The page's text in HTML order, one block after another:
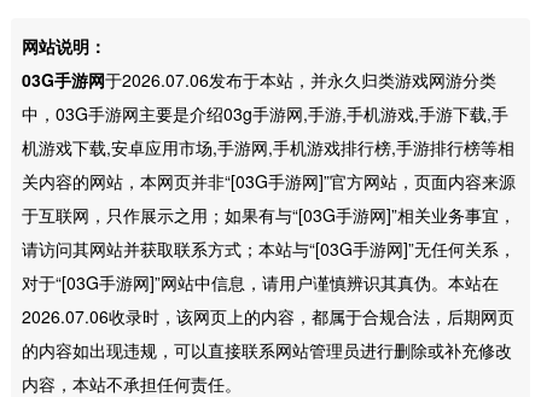
网站说明：
03G手游网于2026.07.06发布于本站，并永久归类游戏网游分类
中，03G手游网主要是介绍03g手游网,手游,手机游戏,手游下载,手
机游戏下载,安卓应用市场,手游网,手机游戏排行榜,手游排行榜等相
关内容的网站，本网页并非“[03G手游网]”官方网站，页面内容来源
于互联网，只作展示之用；如果有与“[03G手游网]”相关业务事宜，
请访问其网站并获取联系方式；本站与“[03G手游网]”无任何关系，
对于“[03G手游网]”网站中信息，请用户谨慎辨识其真伪。本站在
2026.07.06收录时，该网页上的内容，都属于合规合法，后期网页
的内容如出现违规，可以直接联系网站管理员进行删除或补充修改
内容，本站不承担任何责任。